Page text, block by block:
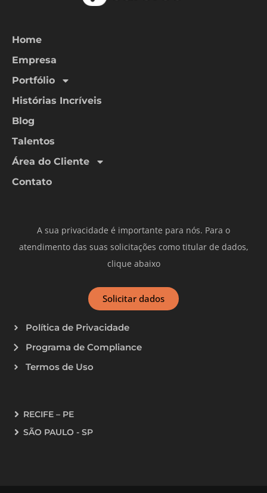
Home
Empresa
Portfólio
Histórias Incríveis
Blog
Talentos
Área do Cliente
Contato
A sua privacidade é importante para nós. Para o
atendimento das suas solicitações como titular de dados,
clique abaixo
Solicitar dados
Política de Privacidade
Programa de Compliance
Termos de Uso
RECIFE – PE
SÃO PAULO - SP